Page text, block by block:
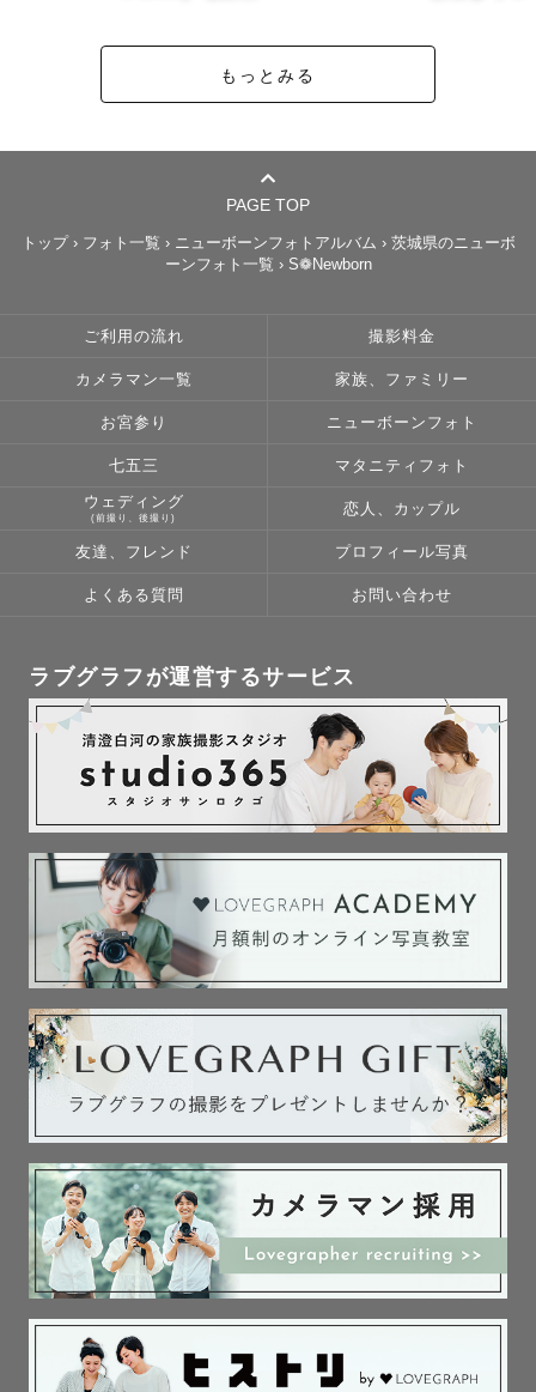
もっとみる
PAGE TOP
トップ› フォト一覧 › ニューボーンフォトアルバム › 茨城県のニューボ
ーンフォト一覧 › S❁Newborn
ご利用の流れ 撮影料金
カメラマン一覧 家族、ファミリー
お宮参り ニューボーンフォト
七五三 マタニティフォト
ウェディング
(前撮り、後撮り)
恋人、カップル
友達、フレンド プロフィール写真
よくある質問 お問い合わせ
ラブグラフが運営するサービス